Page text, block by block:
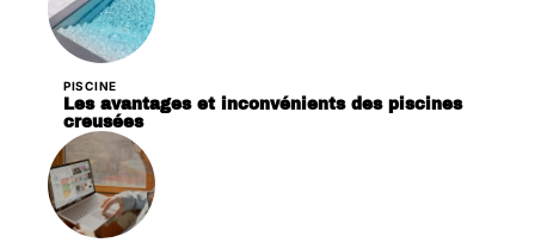
PISCINE
Les avantages et inconvénients des piscines
creusées